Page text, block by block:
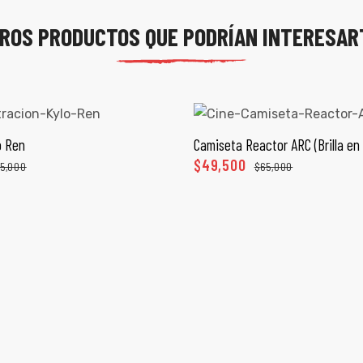
PRODUCTOS QUE PODRÍAN
OPCIONES
Ren SELECCIONAR
Camiseta Reactor ARC (Brilla
$65,000
$49,500